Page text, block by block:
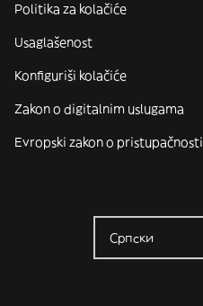
Politika za kolačiće
Usaglašenost
Konfiguriši kolačiće
Zakon o digitalnim uslugama
Evropski zakon o pristupačnosti